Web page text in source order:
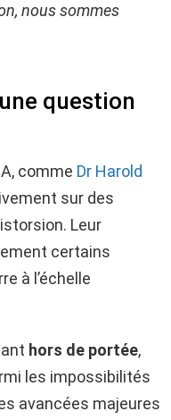
nous sommes
question
comme Dr Harold
sur des
Leur
certains
à l’échelle
hors de portée,
les impossibilités
avancées majeures